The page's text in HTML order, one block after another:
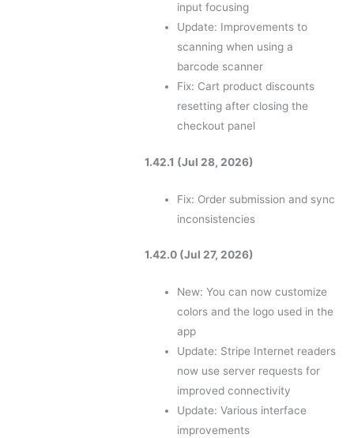
input focusing
Update: Improvements to
scanning when using a
barcode scanner
Fix: Cart product discounts
resetting after closing the
checkout panel
1.42.1 (Jul 28, 2026)
Fix: Order submission and sync
inconsistencies
1.42.0 (Jul 27, 2026)
New: You can now customize
colors and the logo used in the
app
Update: Stripe Internet readers
now use server requests for
improved connectivity
Update: Various interface
improvements